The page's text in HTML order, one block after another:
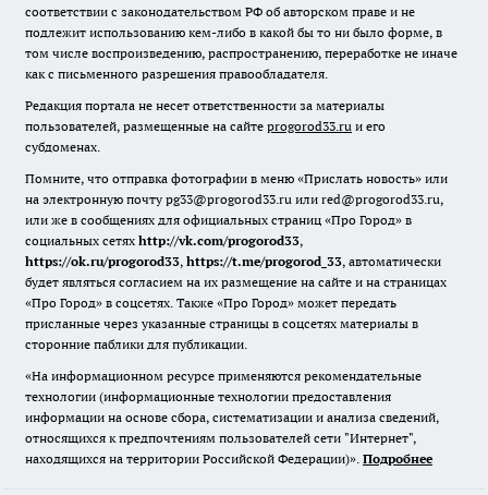
соответствии с законодательством РФ об авторском праве и не
подлежит использованию кем-либо в какой бы то ни было форме, в
том числе воспроизведению, распространению, переработке не иначе
как с письменного разрешения правообладателя.
Редакция портала не несет ответственности за материалы
пользователей, размещенные на сайте progorod33.ru и его
субдоменах.
Помните, что отправка фотографии в меню «Прислать новость» или
на электронную почту pg33@progorod33.ru или red@progorod33.ru,
или же в сообщениях для официальных страниц «Про Город» в
социальных сетях http://vk.com/progorod33,
https://ok.ru/progorod33, https://t.me/progorod_33, автоматически
будет являться согласием на их размещение на сайте и на страницах
«Про Город» в соцсетях. Также «Про Город» может передать
присланные через указанные страницы в соцсетях материалы в
сторонние паблики для публикации.
«На информационном ресурсе применяются рекомендательные
технологии (информационные технологии предоставления
информации на основе сбора, систематизации и анализа сведений,
относящихся к предпочтениям пользователей сети "Интернет",
находящихся на территории Российской Федерации)». Подробнее